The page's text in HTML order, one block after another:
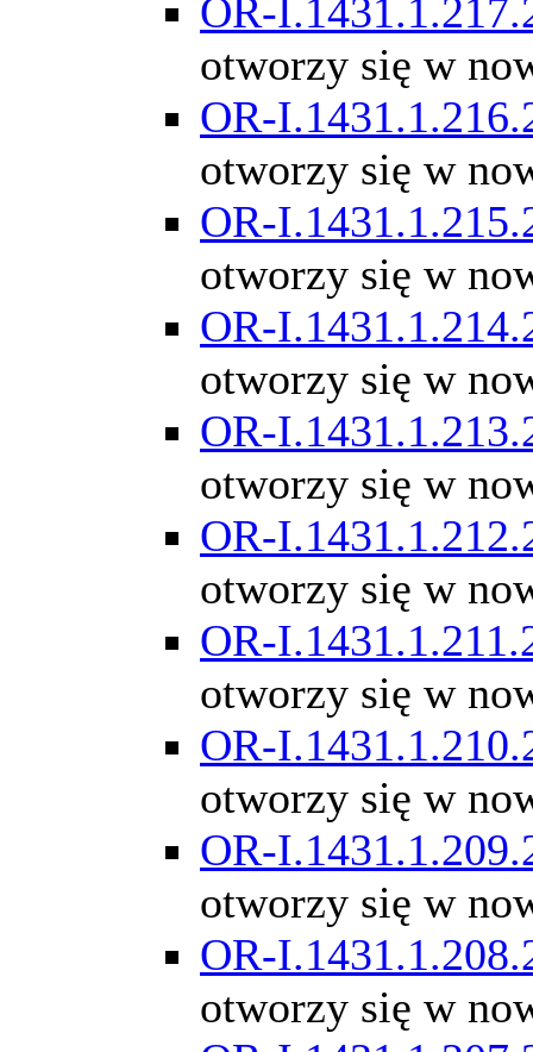
OR-
otworzy się w
OR-
otworzy się w
OR-
otworzy się w
OR-
otworzy się w
OR-
otworzy się w
OR-
otworzy się w
OR-
otworzy się w
OR-
otworzy się w
OR-
otworzy się w
OR-
otworzy się w